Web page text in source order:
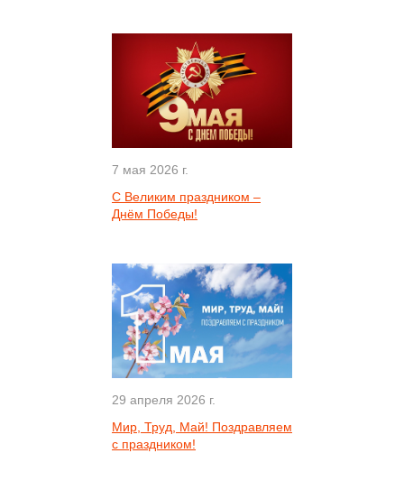
7 мая 2026 г.
С Великим праздником –
Днём Победы!
29 апреля 2026 г.
Мир, Труд, Май! Поздравляем
с праздником!